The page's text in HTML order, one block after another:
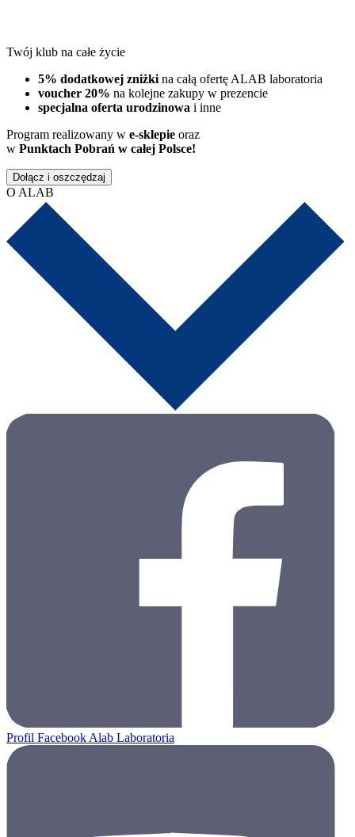
Twój klub na całe życie
5% dodatkowej zniżki na całą ofertę ALAB laboratoria
voucher 20% na kolejne zakupy w prezencie
specjalna oferta urodzinowa i inne
Program realizowany w e-sklepie oraz
w Punktach Pobrań w całej Polsce!
Dołącz i oszczędzaj
O ALAB
Profil Facebook Alab Laboratoria